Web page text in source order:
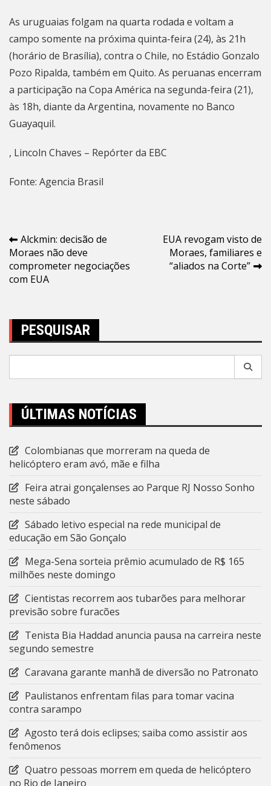
As uruguaias folgam na quarta rodada e voltam a
campo somente na próxima quinta-feira (24), às 21h
(horário de Brasília), contra o Chile, no Estádio Gonzalo
Pozo Ripalda, também em Quito. As peruanas encerram
a participação na Copa América na segunda-feira (21),
às 18h, diante da Argentina, novamente no Banco
Guayaquil.
, Lincoln Chaves – Repórter da EBC
Fonte: Agencia Brasil
Navegação
de
Post
Alckmin: decisão de
Moraes não deve
comprometer negociações
com EUA
EUA revogam visto de
Moraes, familiares e
“aliados na Corte”
PESQUISAR
ÚLTIMAS NOTÍCIAS
Colombianas que morreram na queda de
helicóptero eram avó, mãe e filha
Feira atrai gonçalenses ao Parque RJ Nosso Sonho
neste sábado
Sábado letivo especial na rede municipal de
educação em São Gonçalo
Mega-Sena sorteia prêmio acumulado de R$ 165
milhões neste domingo
Cientistas recorrem aos tubarões para melhorar
previsão sobre furacões
Tenista Bia Haddad anuncia pausa na carreira neste
segundo semestre
Caravana garante manhã de diversão no Patronato
Paulistanos enfrentam filas para tomar vacina
contra sarampo
Agosto terá dois eclipses; saiba como assistir aos
fenômenos
Quatro pessoas morrem em queda de helicóptero
no Rio de Janeiro